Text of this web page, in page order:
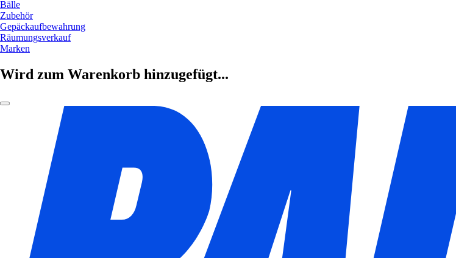
Bälle
Zubehör
Gepäckaufbewahrung
Räumungsverkauf
Marken
Wird zum Warenkorb hinzugefügt...